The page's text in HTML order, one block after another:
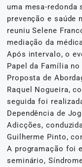
uma mesa-redonda
prevenção e saúde
reuniu Selene
mediação da
Após intervalo, o
Papel da Família
Proposta de
Raquel Nogueira,
seguida foi
Dependência de
Adicções,
Guilherme Pinto,
A programação foi
seminário,